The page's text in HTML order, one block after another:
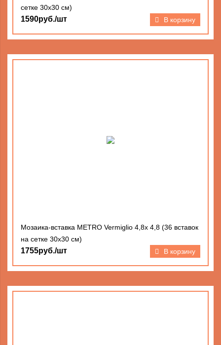
сетке 30х30 см)
1590руб./шт В корзину
Мозаика-вставка METRO Vermiglio 4,8х 4,8 (36 вставок
на сетке 30х30 см)
1755руб./шт В корзину